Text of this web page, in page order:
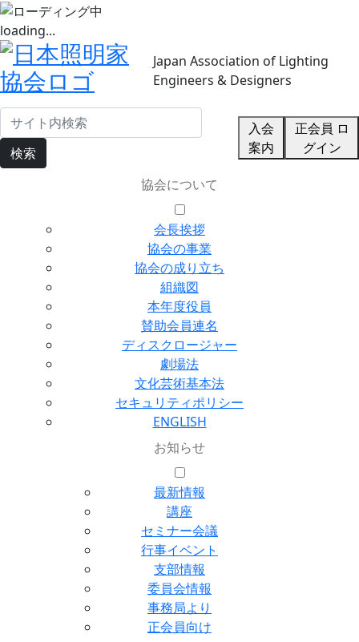
loading...
Japan Association of Lighting
Engineers & Designers
検索
入会
案内
正会員 ロ
グイン
協会について
会長挨拶
協会の事業
協会の成り立ち
組織図
本年度役員
賛助会員連名
ディスクロージャー
劇場法
文化芸術基本法
セキュリティポリシー
ENGLISH
お知らせ
最新情報
講座
セミナー会議
行事イベント
支部情報
委員会情報
事務局より
正会員向け